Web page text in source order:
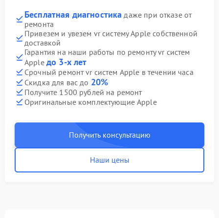
Бесплатная диагностика даже при отказе от
ремонта
Привезем и увезем vr систему Apple собственной
доставкой
Гарантия на наши работы по ремонту vr систем
Apple до 3-х лет
Срочный ремонт vr систем Apple в течении часа
Скидка для вас до 20%
Получите 1500 рублей на ремонт
Оригинальные комплектующие Apple
Получить консультацию
Наши цены